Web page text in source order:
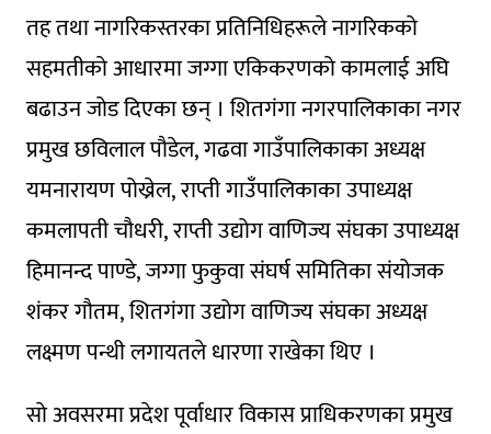
तह तथा नागरिकस्तरका प्रतिनिधिहरूले नागरिकको
सहमतीको आधारमा जग्गा एकिकरणको कामलाई अघि
बढाउन जोड दिएका छन् । शितगंगा नगरपालिकाका नगर
प्रमुख छविलाल पौडेल, गढवा गाउँपालिकाका अध्यक्ष
यमनारायण पोख्रेल, राप्ती गाउँपालिकाका उपाध्यक्ष
कमलापती चौधरी, राप्ती उद्योग वाणिज्य संघका उपाध्यक्ष
हिमानन्द पाण्डे, जग्गा फुकुवा संघर्ष समितिका संयोजक
शंकर गौतम, शितगंगा उद्योग वाणिज्य संघका अध्यक्ष
लक्ष्मण पन्थी लगायतले धारणा राखेका थिए ।
साे अवसरमा प्रदेश पूर्वाधार विकास प्राधिकरणका प्रमुख